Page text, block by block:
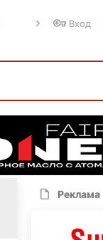
Вход
Реклама